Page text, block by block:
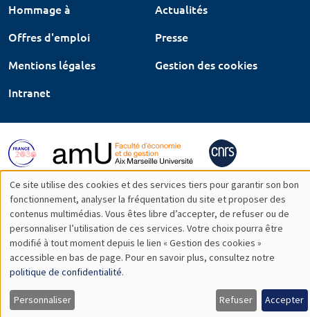
Hommage à
Actualités
Offres d'emploi
Presse
Mentions légales
Gestion des cookies
Intranet
Utilisation
des
données
personnelles
et
Ce site utilise des cookies et des services tiers pour garantir son bon
fonctionnement, analyser la fréquentation du site et proposer des
contenus multimédias. Vous êtes libre d’accepter, de refuser ou de
personnaliser l’utilisation de ces services. Votre choix pourra être
modifié à tout moment depuis le lien « Gestion des cookies »
accessible en bas de page. Pour en savoir plus, consultez notre
politique de confidentialité.
Personnaliser Refuser Accepter